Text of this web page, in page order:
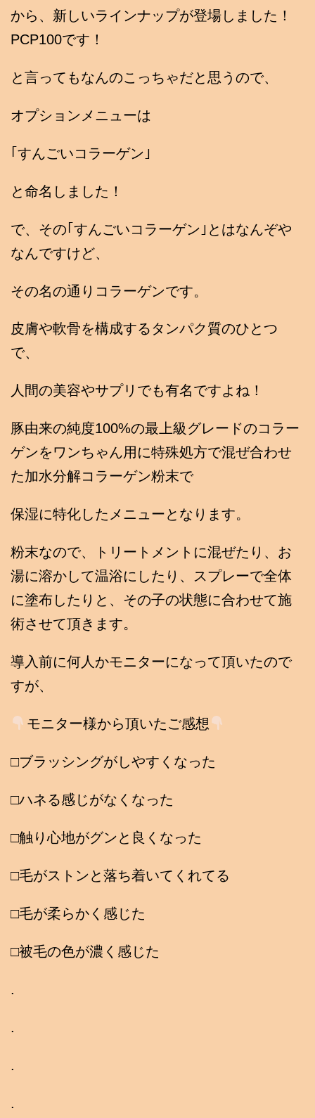
から、新しいラインナップが登場しました！
PCP100です！
と言ってもなんのこっちゃだと思うので、
オプションメニューは
｢すんごいコラーゲン｣
と命名しました！
で、その｢すんごいコラーゲン｣とはなんぞや
なんですけど、
その名の通りコラーゲンです。
皮膚や軟骨を構成するタンパク質のひとつ
で、
人間の美容やサプリでも有名ですよね！
豚由来の純度100%の最上級グレードのコラー
ゲンをワンちゃん用に特殊処方で混ぜ合わせ
た加水分解コラーゲン粉末で
保湿に特化したメニューとなります。
粉末なので、トリートメントに混ぜたり、お
湯に溶かして温浴にしたり、スプレーで全体
に塗布したりと、その子の状態に合わせて施
術させて頂きます。
導入前に何人かモニターになって頂いたので
すが、
モニター様から頂いたご感想
□ブラッシングがしやすくなった
□ハネる感じがなくなった
□触り心地がグンと良くなった
□毛がストンと落ち着いてくれてる
□毛が柔らかく感じた
□被毛の色が濃く感じた
.
.
.
.